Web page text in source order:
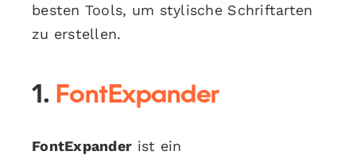
besten Tools, um stylische Schriftarten
zu erstellen.
1. FontExpander
FontExpander ist ein